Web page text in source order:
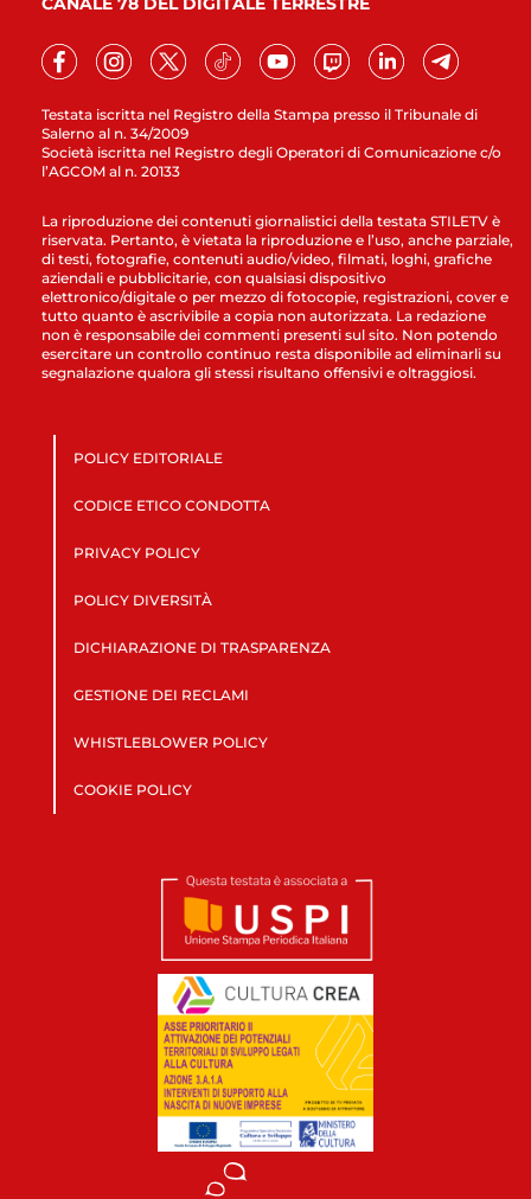
Testata iscritta nel Registro della Stampa presso il Tribunale di
Salerno al n. 34/2009
Società iscritta nel Registro degli Operatori di Comunicazione c/o
l’AGCOM al n. 20133
La riproduzione dei contenuti giornalistici della testata STILETV è
riservata. Pertanto, è vietata la riproduzione e l’uso, anche parziale,
di testi, fotografie, contenuti audio/video, filmati, loghi, grafiche
aziendali e pubblicitarie, con qualsiasi dispositivo
elettronico/digitale o per mezzo di fotocopie, registrazioni, cover e
tutto quanto è ascrivibile a copia non autorizzata. La redazione
non è responsabile dei commenti presenti sul sito. Non potendo
esercitare un controllo continuo resta disponibile ad eliminarli su
segnalazione qualora gli stessi risultano offensivi e oltraggiosi.
POLICY EDITORIALE
CODICE ETICO CONDOTTA
PRIVACY POLICY
POLICY DIVERSITÀ
DICHIARAZIONE DI TRASPARENZA
GESTIONE DEI RECLAMI
WHISTLEBLOWER POLICY
COOKIE POLICY